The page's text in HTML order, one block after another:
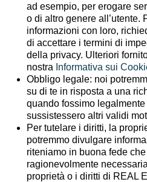
ad esempio, per erogare
o di altro genere all’utente.
informazioni con loro,
di accettare i termini di
della privacy. Ulteriori
nostra Informativa sui
Obbligo legale: noi
su di te in risposta a una
quando fossimo
sussistessero altri validi
Per tutelare i diritti, la
potremmo divulgare
riteniamo in buona fede
ragionevolmente
proprietà o i diritti di REAL